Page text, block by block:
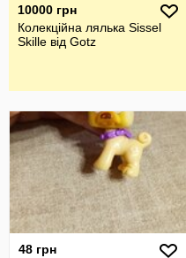
10000 грн
Колекційна лялька Sissel
Skille від Gotz
48 грн